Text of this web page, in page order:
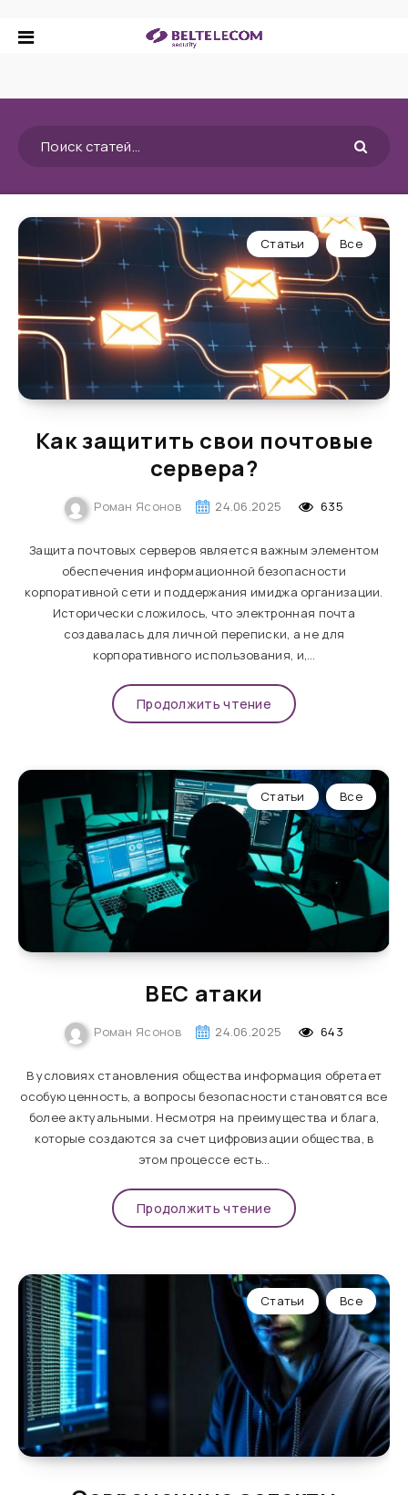
Статьи Все
Как защитить свои почтовые
сервера?
Роман Ясонов 24.06.2025 635
Защита почтовых серверов является важным элементом
обеспечения информационной безопасности
корпоративной сети и поддержания имиджа организации.
Исторически сложилось, что электронная почта
создавалась для личной переписки, а не для
корпоративного использования, и,…
Продолжить чтение
Статьи Все
ВЕС атаки
Роман Ясонов 24.06.2025 643
В условиях становления общества информация обретает
особую ценность, а вопросы безопасности становятся все
более актуальными. Несмотря на преимущества и блага,
которые создаются за счет цифровизации общества, в
этом процессе есть…
Продолжить чтение
Статьи Все